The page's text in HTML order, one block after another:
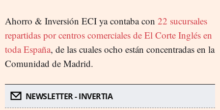
Ahorro & Inversión ECI ya contaba con 22 sucursales
repartidas por centros comerciales de El Corte Inglés en
toda España, de las cuales ocho están concentradas en la
Comunidad de Madrid.
NEWSLETTER - INVERTIA